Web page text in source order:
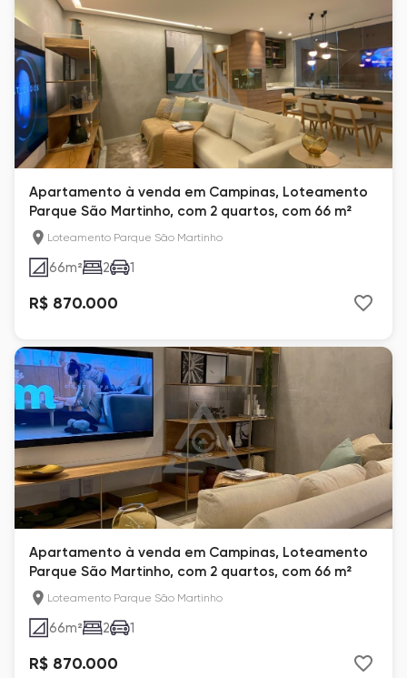
Apartamento à venda em Campinas, Loteamento
Parque São Martinho, com 2 quartos, com 66 m²
Loteamento Parque São Martinho
66m² 2 1
R$ 870.000
Apartamento à venda em Campinas, Loteamento
Parque São Martinho, com 2 quartos, com 66 m²
Loteamento Parque São Martinho
66m² 2 1
R$ 870.000